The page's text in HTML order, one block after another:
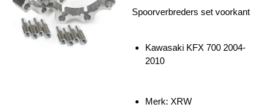
Spoorverbreders set voorkant
Kawasaki KFX 700 2004-
2010
Merk: XRW